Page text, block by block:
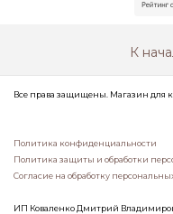
К
Все права защищены. Магазин для
Политика конфиденциальности
Политика защиты и обработки
Согласие на обработку
ИП Коваленко Дмитрий